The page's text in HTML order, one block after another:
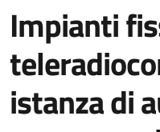
Impianti
istanza di